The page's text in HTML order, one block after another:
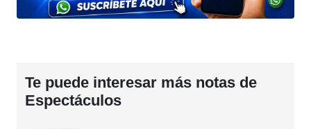
Te puede interesar más notas de
Espectáculos